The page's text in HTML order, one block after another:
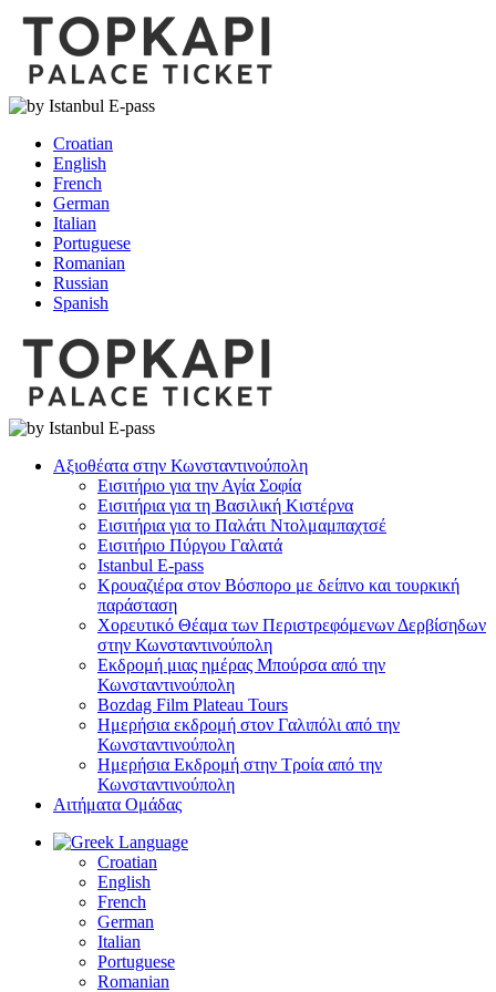
Croatian
English
French
German
Italian
Portuguese
Romanian
Russian
Spanish
Αξιοθέατα στην Κωνσταντινούπολη
Εισιτήριο για την Αγία Σοφία
Εισιτήρια για τη Βασιλική Κιστέρνα
Εισιτήρια για το Παλάτι Ντολμαμπαχτσέ
Εισιτήριο Πύργου Γαλατά
Istanbul E-pass
Κρουαζιέρα στον Βόσπορο με δείπνο και τουρκική
παράσταση
Χορευτικό Θέαμα των Περιστρεφόμενων Δερβίσηδων
στην Κωνσταντινούπολη
Εκδρομή μιας ημέρας Μπούρσα από την
Κωνσταντινούπολη
Bozdag Film Plateau Tours
Ημερήσια εκδρομή στον Γαλιπόλι από την
Κωνσταντινούπολη
Ημερήσια Εκδρομή στην Τροία από την
Κωνσταντινούπολη
Αιτήματα Ομάδας
Language
Croatian
English
French
German
Italian
Portuguese
Romanian